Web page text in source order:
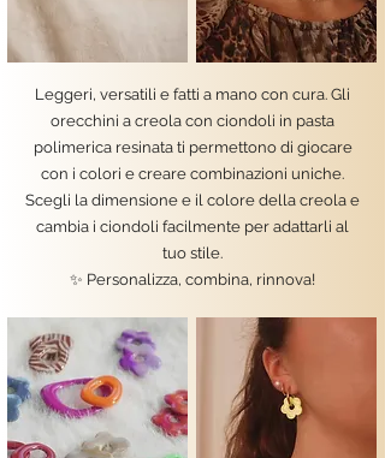
Leggeri, versatili e fatti a mano con cura. Gli
orecchini a creola con ciondoli in pasta
polimerica resinata ti permettono di giocare
con i colori e creare combinazioni uniche.
Scegli la dimensione e il colore della creola e
cambia i ciondoli facilmente per adattarli al
tuo stile.
✨ Personalizza, combina, rinnova!